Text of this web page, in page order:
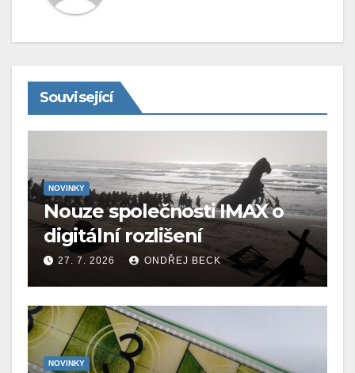
Související
NOVINKY
Nouze společnosti IMAX o
digitální rozlišení
27. 7. 2026 ONDŘEJ BECK
NOVINKY